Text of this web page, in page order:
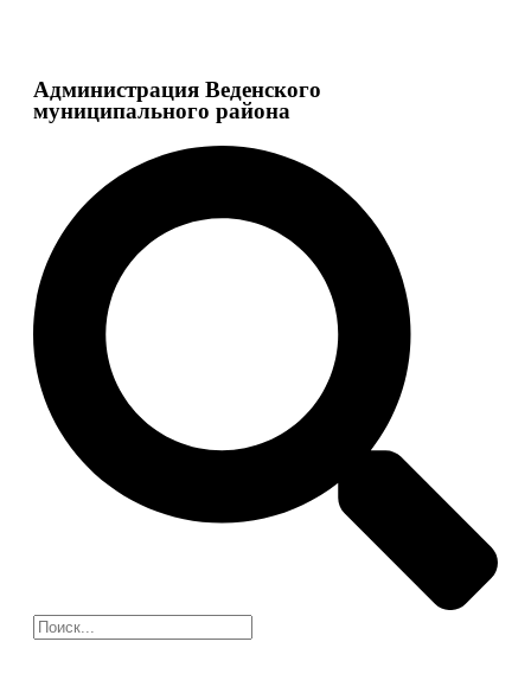
Администрация Веденского
муниципального района